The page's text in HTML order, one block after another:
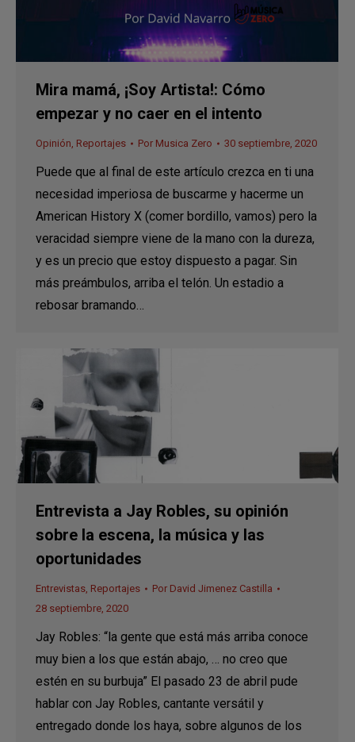
Mira mamá, ¡Soy Artista!: Cómo
empezar y no caer en el intento
Opinión, Reportajes Por Musica Zero 30 septiembre, 2020
Puede que al final de este artículo crezca en ti una
necesidad imperiosa de buscarme y hacerme un
American History X (comer bordillo, vamos) pero la
veracidad siempre viene de la mano con la dureza,
y es un precio que estoy dispuesto a pagar. Sin
más preámbulos, arriba el telón. Un estadio a
rebosar bramando…
Entrevista a Jay Robles, su opinión
sobre la escena, la música y las
oportunidades
Entrevistas, Reportajes Por David Jimenez Castilla
28 septiembre, 2020
Jay Robles: “la gente que está más arriba conoce
muy bien a los que están abajo, … no creo que
estén en su burbuja” El pasado 23 de abril pude
hablar con Jay Robles, cantante versátil y
entregado donde los haya, sobre algunos de los